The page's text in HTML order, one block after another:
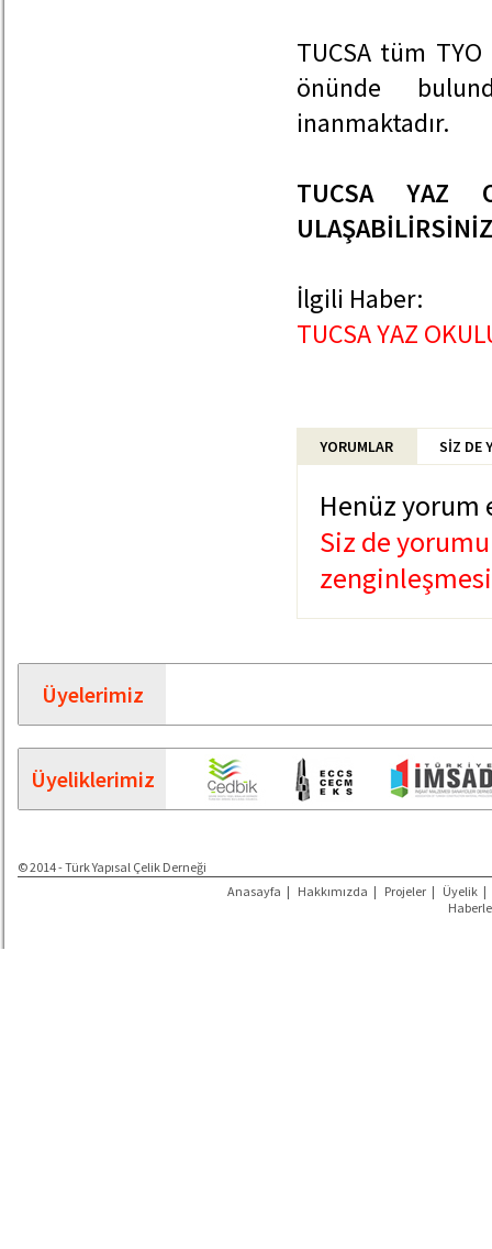
TUCSA tüm
önünde
inanmaktadır.
TUCSA YAZ
İlgili Haber:
TUCSA YAZ
YORUMLAR SİZ DE
Henüz
Siz de
Üyelerimiz
Üyeliklerimiz
© 2014 - Türk Yapısal Çelik Derneği
Anasayfa | Hakkımızda | Projeler | Üyelik |